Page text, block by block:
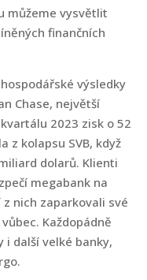
můžeme vysvětlit
finančních
výsledky
Chase, největší
2023 zisk o 52
z kolapsu SVB, když
dolarů. Klienti
megabank na
nich zaparkovali své
Každopádně
další velké banky,